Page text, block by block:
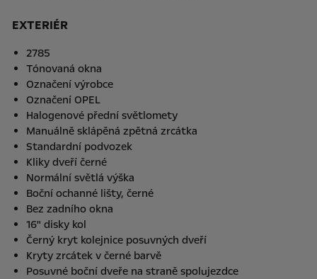
EXTERIÉR
2785
Tónovaná okna
Označení výrobce
Označení OPEL
Halogenové přední světlomety
Manuálně sklápěná zpětná zrcátka
Standardní podvozek
Kliky dveří černé
Normální světlá výška
Boční ochanné lišty, černé
Bez zadního okna
16" disky kol
Černý kryt kolejnice posuvných dveří
Kryty zrcátek v černé barvě
Posuvné boční dveře na straně spolujezdce